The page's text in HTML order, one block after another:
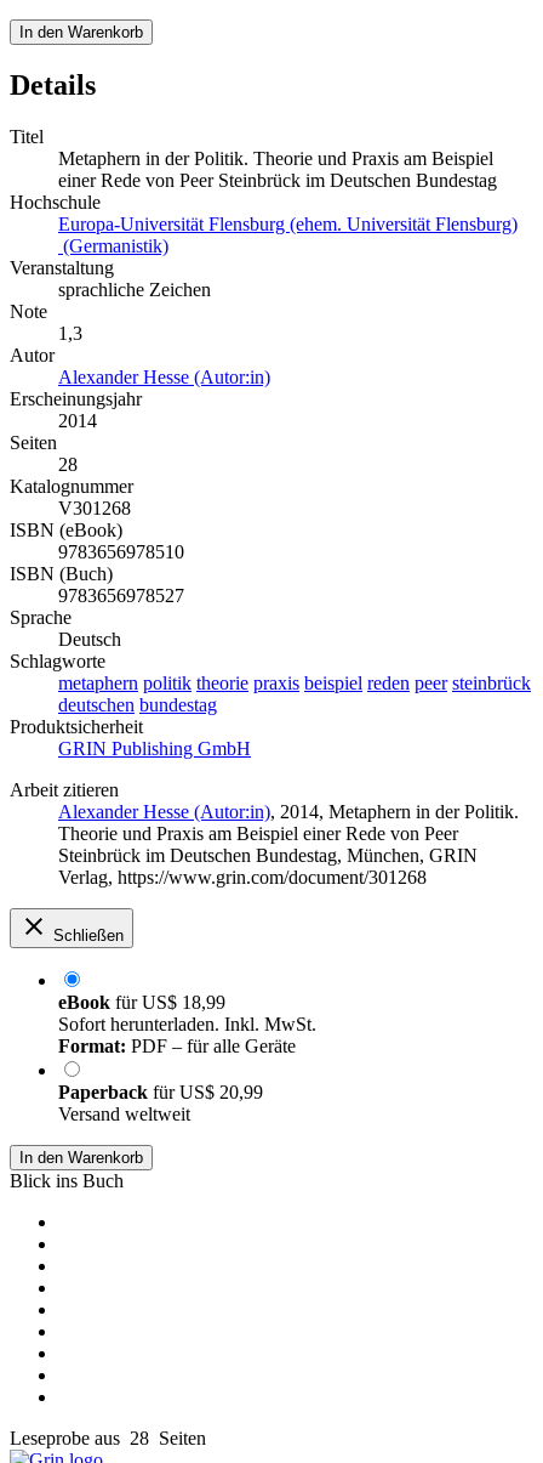
In den Warenkorb
Details
Titel
Metaphern in der Politik. Theorie und Praxis am Beispiel
einer Rede von Peer Steinbrück im Deutschen Bundestag
Hochschule
Europa-Universität Flensburg (ehem. Universität Flensburg)
(Germanistik)
Veranstaltung
sprachliche Zeichen
Note
1,3
Autor
Alexander Hesse (Autor:in)
Erscheinungsjahr
2014
Seiten
28
Katalognummer
V301268
ISBN (eBook)
9783656978510
ISBN (Buch)
9783656978527
Sprache
Deutsch
Schlagworte
metaphern politik theorie praxis beispiel reden peer steinbrück
deutschen bundestag
Produktsicherheit
GRIN Publishing GmbH
Arbeit zitieren
Alexander Hesse (Autor:in), 2014, Metaphern in der Politik.
Theorie und Praxis am Beispiel einer Rede von Peer
Steinbrück im Deutschen Bundestag, München, GRIN
Verlag, https://www.grin.com/document/301268
Schließen
eBook fürUS$ 18,99
Sofort herunterladen. Inkl. MwSt.
Format: PDF – für alle Geräte
Paperback fürUS$ 20,99
Versand weltweit
In den Warenkorb
Blick ins Buch
Leseprobe aus 28 Seiten